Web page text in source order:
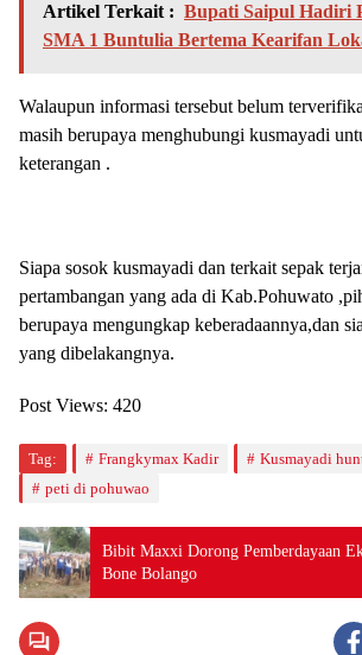
Artikel Terkait : Bupati Saipul Hadiri
SMA 1 Buntulia Bertema Kearifan
Walaupun informasi tersebut belum
masih berupaya menghubungi kusmayadi
keterangan .
Siapa sosok kusmayadi dan terkait sepak
pertambangan yang ada di Kab.Pohuwato
berupaya mengungkap keberadaannya,dan
yang dibelakangnya.
Post Views: 420
Tag: Frangkymax Kadir
Kusmayadi
peti di pohuwao
Bibit Maxxi Dorong Pemberdayaan
Bone Bolango